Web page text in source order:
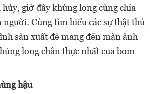
giờ đây khủng long cùng chia
người. Cùng tìm hiểu các sự thật thú
sản xuất để mang đến màn ảnh
long chân thực nhất của bom
hậu